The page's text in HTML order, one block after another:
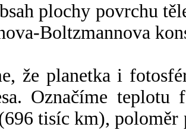
plochy povrchu
Boltzmannova
že planetka i
Označíme
tisíc km),